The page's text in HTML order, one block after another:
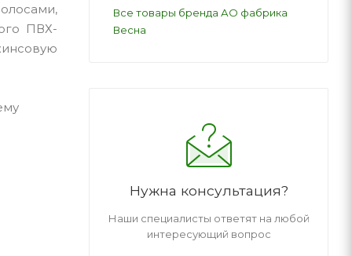
ПВХ-
Все товары бренда АО фабрика
Весна
Нужна консультация?
Наши специалисты ответят на любой
интересующий вопрос